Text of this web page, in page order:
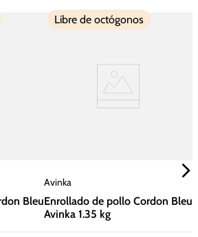
Bleu
Libre de octógonos
Avinka
Enrollado de pollo Cordon Bleu
Avinka 1.35 kg